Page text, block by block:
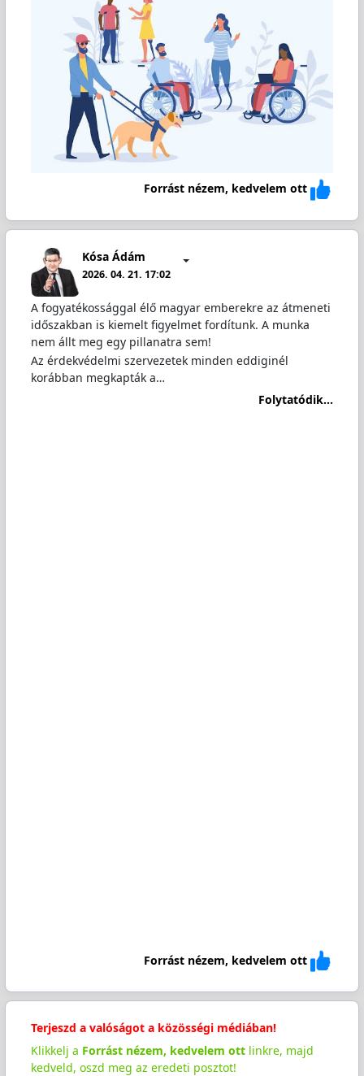
Forrást nézem, kedvelem ott
Kósa Ádám
2026. 04. 21. 17:02
A fogyatékossággal élő magyar emberekre az átmeneti
időszakban is kiemelt figyelmet fordítunk. A munka
nem állt meg egy pillanatra sem!
Az érdekvédelmi szervezetek minden eddiginél
korábban megkapták a…
Folytatódik...
Forrást nézem, kedvelem ott
Terjeszd a valóságot a közösségi médiában!
Klikkelj a Forrást nézem, kedvelem ottlinkre, majd
kedveld, oszd meg az eredeti posztot!